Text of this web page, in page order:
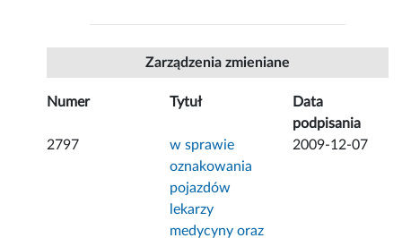
Zarządzenia zmieniane
Numer Tytuł
Data
podpisania
2797
w sprawie
oznakowania
pojazdów
lekarzy
medycyny oraz
2009-12-07